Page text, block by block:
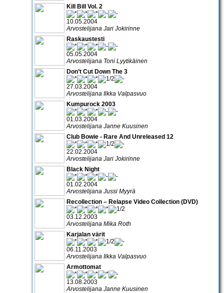
Kill Bill Vol. 2
10.05.2004
Arvostelijana Jari Jokirinne
Raskaustesti
05.05.2004
Arvostelijana Toni Lyytikäinen
Don’t Cut Down The 3
27.03.2004
Arvostelijana Ilkka Valpasvuo
Kumpurock 2003
01.03.2004
Arvostelijana Janne Kuusinen
Club Bowie - Rare And Unreleased 12
22.02.2004
Arvostelijana Jari Jokirinne
Black Night
01.02.2004
Arvostelijana Jussi Myyrä
Recollection – Relapse Video Collection (DVD)
03.12.2003
Arvostelijana Mika Roth
Karjalan värit
06.11.2003
Arvostelijana Ilkka Valpasvuo
Armottomat
13.08.2003
Arvostelijana Janne Kuusinen